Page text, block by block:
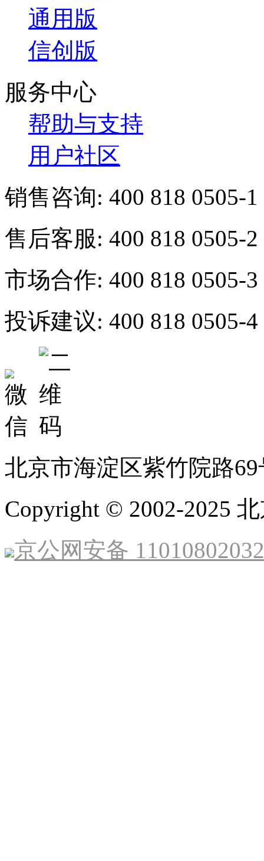
通用版
信创版
服务中心
帮助与支持
用户社区
销售咨询: 400 818 0505-1
售后客服: 400 818 0505-2
市场合作: 400 818 0505-3
投诉建议: 400 818 0505-4
北京市海淀区紫竹院路
Copyright © 2002-2025
京公网安备